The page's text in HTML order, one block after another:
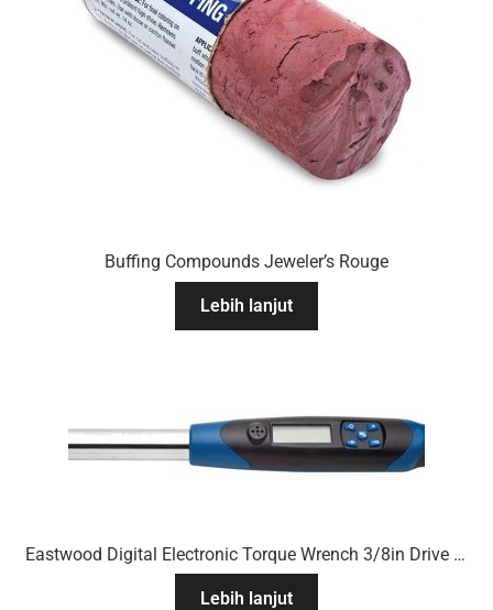
Buffing Compounds Jeweler’s Rouge
Lebih lanjut
Eastwood Digital Electronic Torque Wrench 3/8in Drive 7 To 100 Ft/Lb
Lebih lanjut